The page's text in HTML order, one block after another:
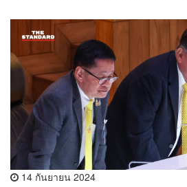
14 กันยายน 2024